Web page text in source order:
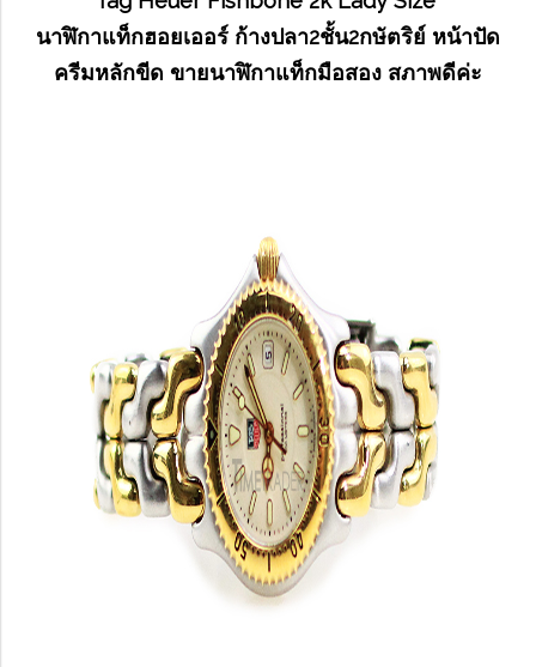
นาฬิกาแท็กฮอยเออร์ ก้างปลา2ชั้น2กษัตริย์ หน้าปัด
ครีมหลักขีด ขายนาฬิกาแท็กมือสอง สภาพดีค่ะ